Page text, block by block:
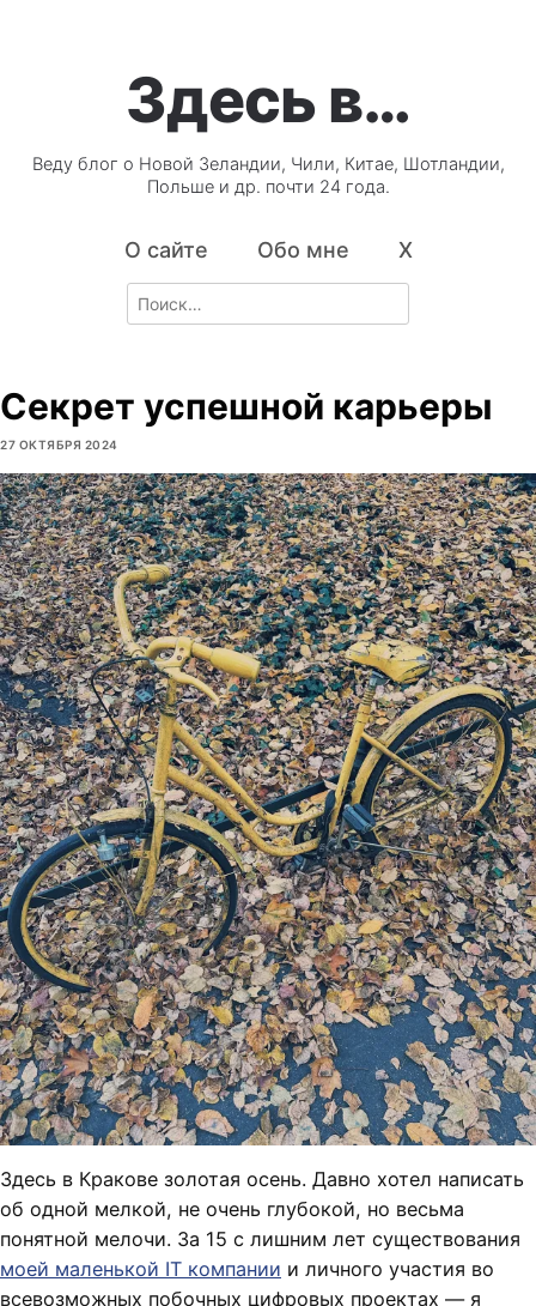
Здесь в…
Веду блог о Новой Зеландии, Чили, Китае, Шотландии,
Польше и др. почти 24 года.
О сайте Обо мне X
Search
for:
Секрет успешной карьеры
27 ОКТЯБРЯ 2024
Здесь в Кракове золотая осень. Давно хотел написать
об одной мелкой, не очень глубокой, но весьма
понятной мелочи. За 15 с лишним лет существования
моей маленькой IT компании и личного участия во
всевозможных побочных цифровых проектах — я